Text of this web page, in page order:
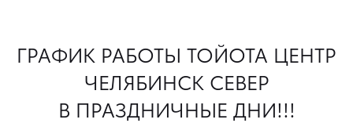
ГРАФИК РАБОТЫ ТОЙОТА ЦЕНТР
ЧЕЛЯБИНСК СЕВЕР
В ПРАЗДНИЧНЫЕ ДНИ!!!